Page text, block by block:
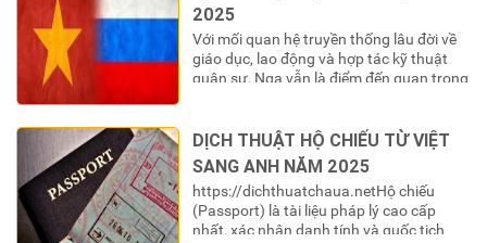
2025
Với mối quan hệ truyền thống lâu đời về
giáo dục, lao động và hợp tác kỹ thuật
quân sự, Nga vẫn là điểm đến quan trọng
Nga, cuốn hộ chiếu (паспорт) Việt Nam
là giấy tờ tùy…
DỊCH THUẬT HỘ CHIẾU TỪ VIỆT
SANG ANH NĂM 2025
https://dichthuatchaua.netHộ chiếu
(Passport) là tài liệu pháp lý cao cấp
nhất, xác nhận danh tính và quốc tịch